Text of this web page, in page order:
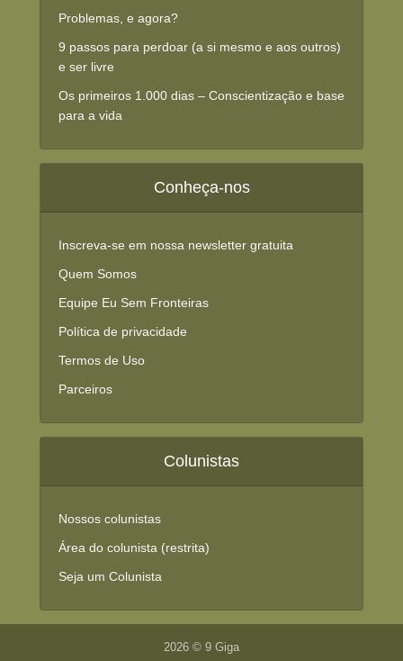
Problemas, e agora?
9 passos para perdoar (a si mesmo e aos outros)
e ser livre
Os primeiros 1.000 dias – Conscientização e base
para a vida
Conheça-nos
Inscreva-se em nossa newsletter gratuita
Quem Somos
Equipe Eu Sem Fronteiras
Política de privacidade
Termos de Uso
Parceiros
Colunistas
Nossos colunistas
Área do colunista (restrita)
Seja um Colunista
2026 © 9 Giga